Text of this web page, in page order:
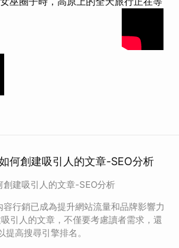
何創建吸引人的文章-SEO分析
創建吸引人的文章-SEO分析
容行銷已成為提升網站流量和品牌影響力
引人的文章，不僅要考慮讀者需求，還
提高搜尋引擎排名。